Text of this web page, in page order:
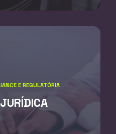
E REGULATÓRIA